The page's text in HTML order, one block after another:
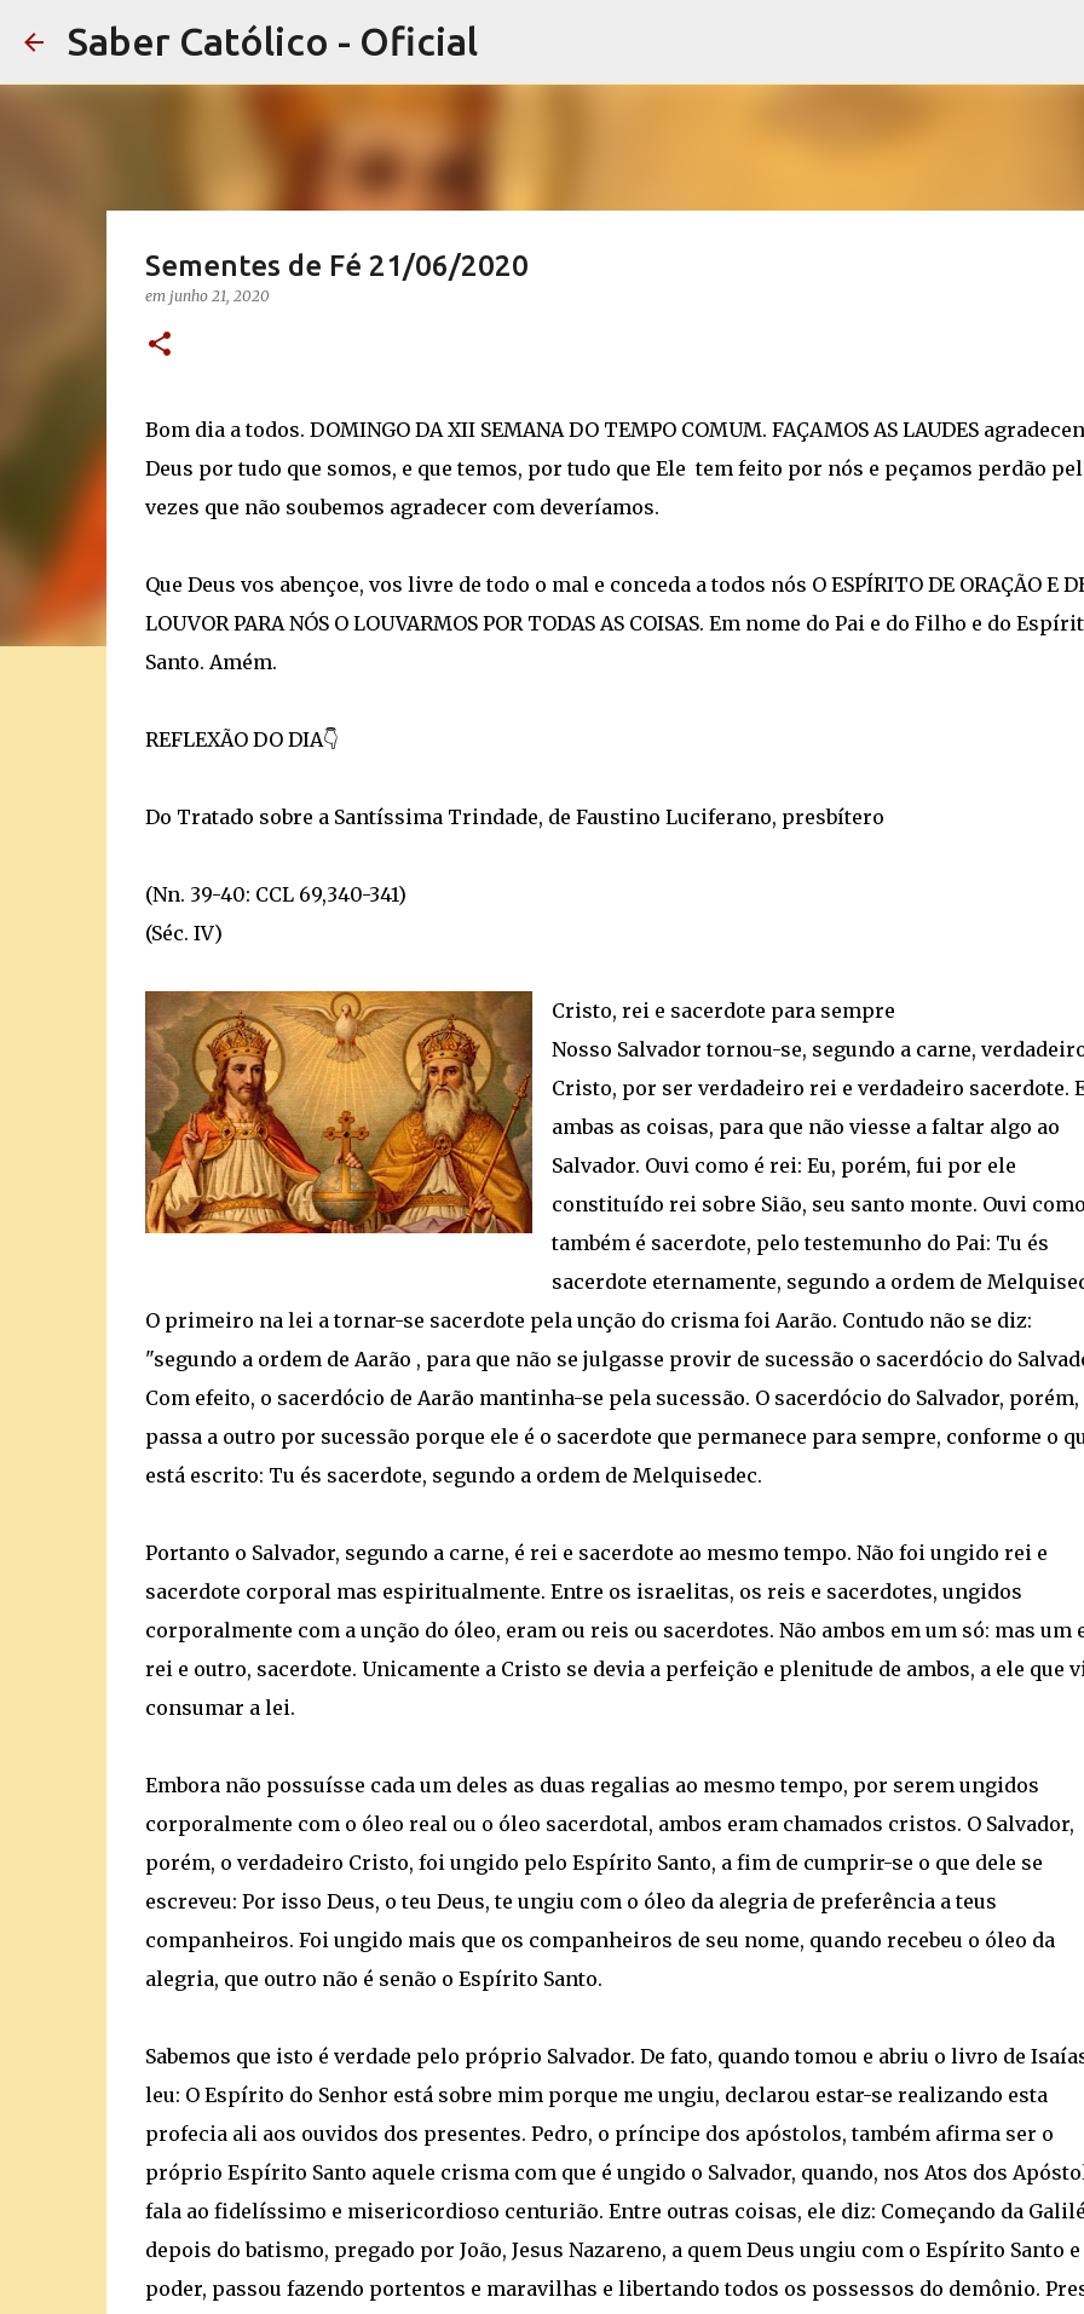
Saber Católico - Oficial
Sementes de Fé 21/06/2020
em junho 21, 2020
Bom dia a todos. DOMINGO DA XII SEMANA DO TEMPO COMUM. FAÇAMOS AS LAUDES
Deus por tudo que somos, e que temos, por tudo que Ele tem feito por nós e peçamos perdão
vezes que não soubemos agradecer com deveríamos.
Que Deus vos abençoe, vos livre de todo o mal e conceda a todos nós O ESPÍRITO DE ORAÇÃO E
LOUVOR PARA NÓS O LOUVARMOS POR TODAS AS COISAS. Em nome do Pai e do Filho e do
Santo. Amém.
REFLEXÃO DO DIA👇
Do Tratado sobre a Santíssima Trindade, de Faustino Luciferano, presbítero
(Nn. 39-40: CCL 69,340-341)
(Séc. IV)
Cristo, rei e sacerdote para sempre
Nosso Salvador tornou-se, segundo a carne,
Cristo, por ser verdadeiro rei e verdadeiro sacerdote.
ambas as coisas, para que não viesse a faltar algo ao
Salvador. Ouvi como é rei: Eu, porém, fui por ele
constituído rei sobre Sião, seu santo monte. Ouvi como
também é sacerdote, pelo testemunho do Pai: Tu és
sacerdote eternamente, segundo a ordem de
O primeiro na lei a tornar-se sacerdote pela unção do crisma foi Aarão. Contudo não se diz:
"segundo a ordem de Aarão , para que não se julgasse provir de sucessão o sacerdócio do
Com efeito, o sacerdócio de Aarão mantinha-se pela sucessão. O sacerdócio do Salvador, porém,
passa a outro por sucessão porque ele é o sacerdote que permanece para sempre, conforme o
está escrito: Tu és sacerdote, segundo a ordem de Melquisedec.
Portanto o Salvador, segundo a carne, é rei e sacerdote ao mesmo tempo. Não foi ungido rei e
sacerdote corporal mas espiritualmente. Entre os israelitas, os reis e sacerdotes, ungidos
corporalmente com a unção do óleo, eram ou reis ou sacerdotes. Não ambos em um só: mas um
rei e outro, sacerdote. Unicamente a Cristo se devia a perfeição e plenitude de ambos, a ele que
consumar a lei.
Embora não possuísse cada um deles as duas regalias ao mesmo tempo, por serem ungidos
corporalmente com o óleo real ou o óleo sacerdotal, ambos eram chamados cristos. O Salvador,
porém, o verdadeiro Cristo, foi ungido pelo Espírito Santo, a fim de cumprir-se o que dele se
escreveu: Por isso Deus, o teu Deus, te ungiu com o óleo da alegria de preferência a teus
companheiros. Foi ungido mais que os companheiros de seu nome, quando recebeu o óleo da
alegria, que outro não é senão o Espírito Santo.
Sabemos que isto é verdade pelo próprio Salvador. De fato, quando tomou e abriu o livro de
leu: O Espírito do Senhor está sobre mim porque me ungiu, declarou estar-se realizando esta
profecia ali aos ouvidos dos presentes. Pedro, o príncipe dos apóstolos, também afirma ser o
próprio Espírito Santo aquele crisma com que é ungido o Salvador, quando, nos Atos dos
fala ao fidelíssimo e misericordioso centurião. Entre outras coisas, ele diz: Começando da
depois do batismo, pregado por João, Jesus Nazareno, a quem Deus ungiu com o Espírito Santo e
poder, passou fazendo portentos e maravilhas e libertando todos os possessos do demônio.